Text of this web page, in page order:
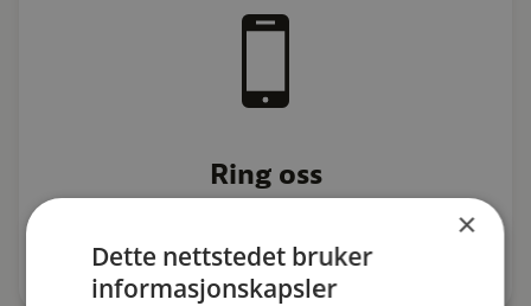
Ring oss
×
Dette nettstedet bruker
informasjonskapsler